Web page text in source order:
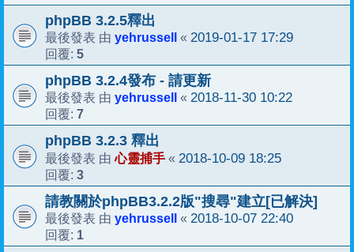
phpBB 3.2.5釋出
最後發表 由 yehrussell « 2019-01-17 17:29
回覆: 5
phpBB 3.2.4發布 - 請更新
最後發表 由 yehrussell « 2018-11-30 10:22
回覆: 7
phpBB 3.2.3 釋出
最後發表 由心靈捕手 « 2018-10-09 18:25
回覆: 3
請教關於phpBB3.2.2版"搜尋"建立[已解決]
最後發表 由 yehrussell « 2018-10-07 22:40
回覆: 1